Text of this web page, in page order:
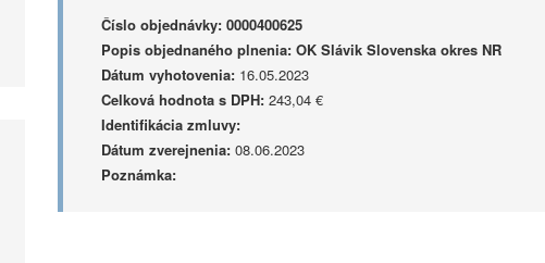
Číslo objednávky: 0000400625
Popis objednaného plnenia: OK Slávik Slovenska okres NR
Dátum vyhotovenia:16.05.2023
Celková hodnota s DPH:243,04 €
Identifikácia zmluvy:
Dátum zverejnenia:08.06.2023
Poznámka: